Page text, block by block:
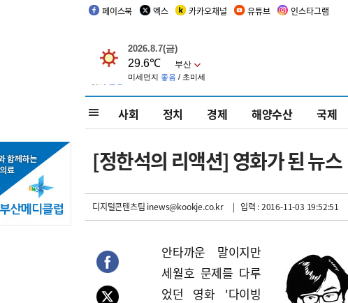
페이스북 엑스 카카오채널 유튜브 인스타그램
사회 정치 경제 해양수산 국제
[정한석의 리액션] 영화가 된 뉴스
디지털콘텐츠팀 inews@kookje.co.kr | 입력 : 2016-11-03 19:52:51
안타까운 말이지만
세월호 문제를 다루
었던 영화 '다이빙